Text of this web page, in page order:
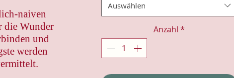
naiven
die Wunder
und
werden
Auswählen
Anzahl *